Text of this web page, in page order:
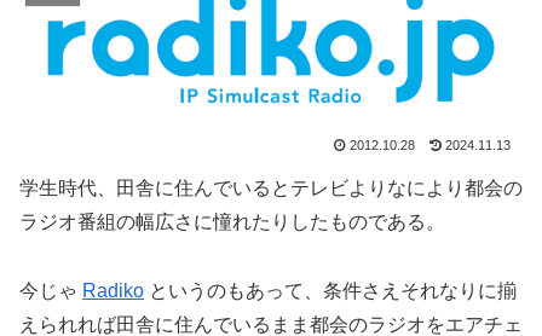
2012.10.28 2024.11.13
学生時代、田舎に住んでいるとテレビよりなにより都会の
ラジオ番組の幅広さに憧れたりしたものである。
今じゃ Radiko というのもあって、条件さえそれなりに揃
えられれば田舎に住んでいるまま都会のラジオをエアチェ